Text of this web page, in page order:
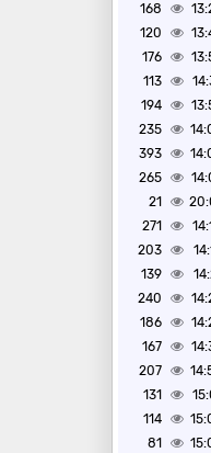
168
120
176
113
194
235
393
265
21
271
203
139
240
186
167
207
131
114
81